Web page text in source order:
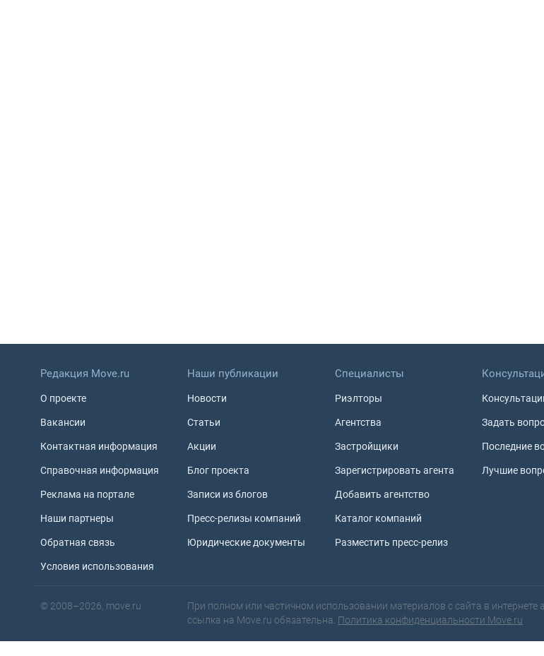
Редакция Move.ru
О проекте
Вакансии
Контактная информация
Справочная информация
Реклама на портале
Наши партнеры
Обратная связь
Условия использования
Наши публикации
Новости
Статьи
Акции
Блог проекта
Записи из блогов
Пресс-релизы компаний
Юридические документы
Специалисты
Риэлторы
Агентства
Застройщики
Зарегистрировать агента
Добавить агентство
Каталог компаний
Разместить пресс-релиз
Задать
Последние
Лучшие
© 2008–2026, move.ru
При полном или частичном использовании материалов с сайта в интернете
ссылка на Move.ru обязательна. Политика конфиденциальности Move.ru